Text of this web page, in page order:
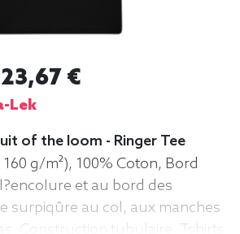
23,67 €
Lek
of the loom - Ringer Tee
g/m²), 100% Coton, Bord
et au bord des
surpiqûre au col, aux manches
Construction tubulaire, Tshirts